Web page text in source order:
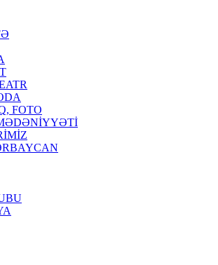
FOTO